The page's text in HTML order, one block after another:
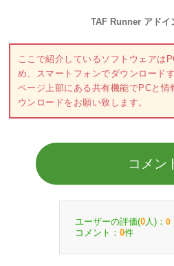
TAF Runner アドイ
ここで紹介しているソフトウェアは
め、スマートフォンでダウンロード
ページ上部にある共有機能でPCと
ウンロードをお願い致します。
コメン
ユーザーの評価(0 人)： 0
コメント： 0件